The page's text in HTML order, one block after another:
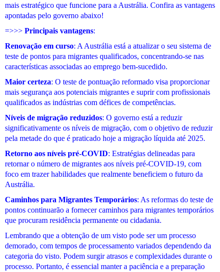
mais estratégico que funcione para a Austrália. Confira as vantagens
apontadas pelo governo abaixo!
=>>> Principais vantagens:
Renovação em curso: A Austrália está a atualizar o seu sistema de
teste de pontos para migrantes qualificados, concentrando-se nas
características associadas ao emprego bem-sucedido.
Maior certeza: O teste de pontuação reformado visa proporcionar
mais segurança aos potenciais migrantes e suprir com profissionais
qualificados as indústrias com défices de competências.
Níveis de migração reduzidos: O governo está a reduzir
significativamente os níveis de migração, com o objetivo de reduzir
pela metade do que é praticado hoje a migração líquida até 2025.
Retorno aos níveis pré-COVID: Estratégias delineadas para
retornar o número de migrantes aos níveis pré-COVID-19, com
foco em trazer habilidades que realmente beneficiem o futuro da
Austrália.
Caminhos para Migrantes Temporários: As reformas do teste de
pontos continuarão a fornecer caminhos para migrantes temporários
que procuram residência permanente ou cidadania.
Lembrando que a obtenção de um visto pode ser um processo
demorado, com tempos de processamento variados dependendo da
categoria do visto. Podem surgir atrasos e complexidades durante o
processo. Portanto, é essencial manter a paciência e a preparação